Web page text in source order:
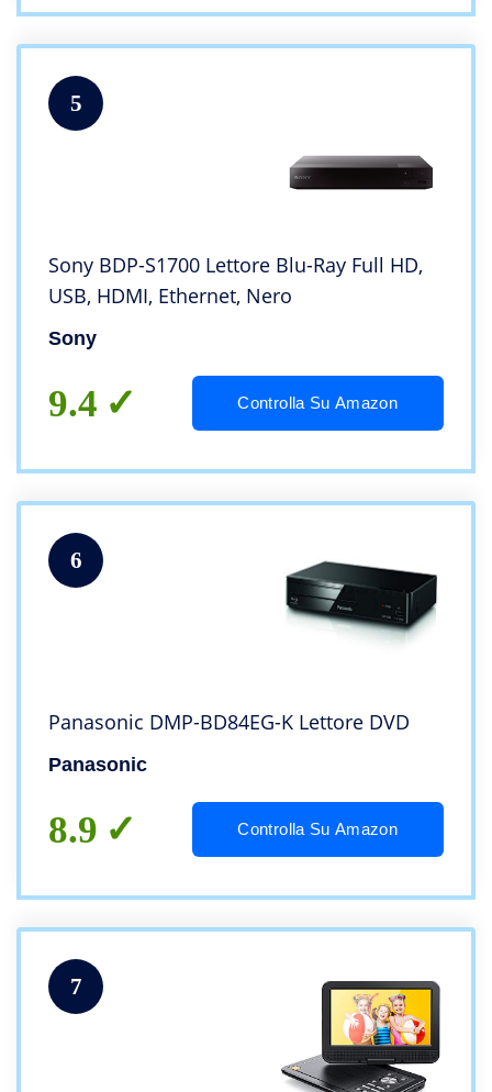
5
Sony BDP-S1700 Lettore Blu-Ray Full HD,
USB, HDMI, Ethernet, Nero
Sony
9.4 Controlla Su Amazon
6
Panasonic DMP-BD84EG-K Lettore DVD
Panasonic
8.9 Controlla Su Amazon
7